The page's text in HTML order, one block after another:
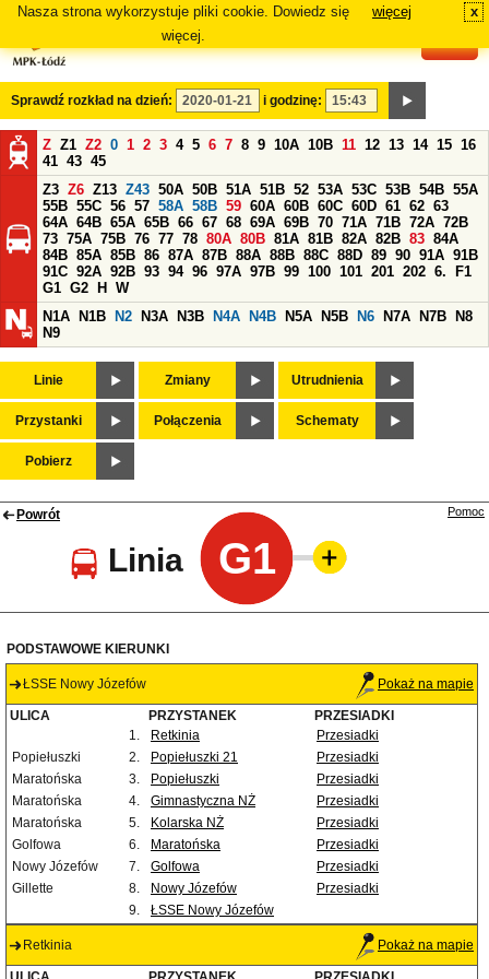
Nasza strona wykorzystuje pliki cookie. Dowiedz się
więcej.
więcej x
Sprawdź rozkład na dzień: i godzinę:
Z Z1 Z2 0 1 2 3 4 5 6 7 8 9 10A 10B 11 12 13 14 15 16
41 43 45
Z3 Z6 Z13 Z43 50A 50B 51A 51B 52 53A 53C 53B 54B 55A
55B 55C 56 57 58A 58B 59 60A 60B 60C 60D 61 62 63
64A 64B 65A 65B 66 67 68 69A 69B 70 71A 71B 72A 72B
73 75A 75B 76 77 78 80A 80B 81A 81B 82A 82B 83 84A
84B 85A 85B 86 87A 87B 88A 88B 88C 88D 89 90 91A 91B
91C 92A 92B 93 94 96 97A 97B 99 100 101 201 202 6.
F1
G1 G2 H
W
N1A
N1B N2 N3A N3B N4A N4B N5A N5B N6 N7A N7B
N8
N9
Linie Zmiany Utrudnienia
Przystanki Połączenia Schematy
Pobierz
Powrót
Linia G1
Pomoc
PODSTAWOWE KIERUNKI
ŁSSE Nowy Józefów Pokaż na mapie
ULICA PRZYSTANEK
PRZESIADKI
1.
Retkinia
Przesiadki
Popiełuszki
2. Popiełuszki 21
Przesiadki
Maratońska
3. Popiełuszki
Przesiadki
Maratońska
4. Gimnastyczna NŻ
Przesiadki
Maratońska
5. Kolarska NŻ
Przesiadki
Golfowa
6. Maratońska
Przesiadki
Nowy Józefów
7. Golfowa
Przesiadki
Gillette
8. Nowy Józefów
Przesiadki
9.
ŁSSE Nowy Józefów
Retkinia Pokaż na mapie